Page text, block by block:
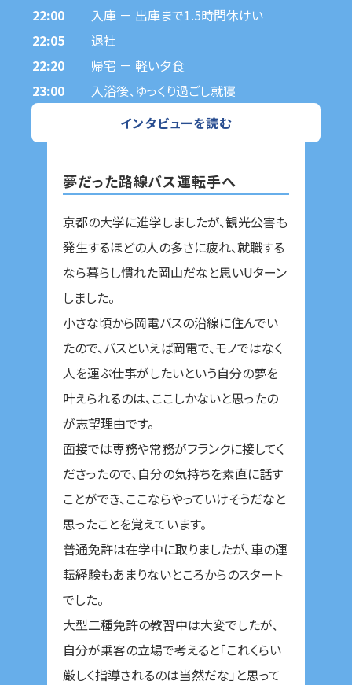
22:00
入庫 － 出庫まで1.5時間休けい
22:05
退社
22:20
帰宅 － 軽い夕食
23:00
入浴後、ゆっくり過ごし就寝
インタビューを読む
夢だった路線バス運転手へ
京都の大学に進学しましたが、観光公害も
発生するほどの人の多さに疲れ、就職する
なら暮らし慣れた岡山だなと思いUターン
しました。
小さな頃から岡電バスの沿線に住んでい
たので、バスといえば岡電で、モノではなく
人を運ぶ仕事がしたいという自分の夢を
叶えられるのは、ここしかないと思ったの
が志望理由です。
面接では専務や常務がフランクに接してく
ださったので、自分の気持ちを素直に話す
ことができ、ここならやっていけそうだなと
思ったことを覚えています。
普通免許は在学中に取りましたが、車の運
転経験もあまりないところからのスタート
でした。
大型二種免許の教習中は大変でしたが、
自分が乗客の立場で考えると「これくらい
厳しく指導されるのは当然だな」と思って